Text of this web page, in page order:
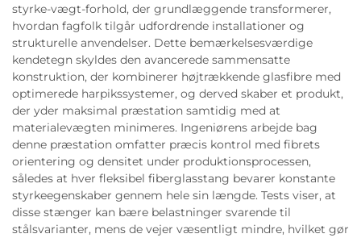
styrke-vægt-forhold, der grundlæggende transformerer,
hvordan fagfolk tilgår udfordrende installationer og
strukturelle anvendelser. Dette bemærkelsesværdige
kendetegn skyldes den avancerede sammensatte
konstruktion, der kombinerer højtrækkende glasfibre med
optimerede harpikssystemer, og derved skaber et produkt,
der yder maksimal præstation samtidig med at
materialevægten minimeres. Ingeniørens arbejde bag
denne præstation omfatter præcis kontrol med fibrets
orientering og densitet under produktionsprocessen,
således at hver fleksibel fiberglasstang bevarer konstante
styrkeegenskaber gennem hele sin længde. Tests viser, at
disse stænger kan bære belastninger svarende til
stålsvarianter, mens de vejer væsentligt mindre, hvilket gør